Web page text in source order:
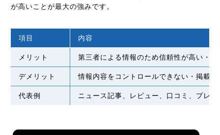
が高いことが最大の強みです。
項目 内容
メリット 第三者による情報のため信頼性が高い・
デメリット 情報内容をコントロールできない・掲載
代表例 ニュース記事、レビュー、口コミ、プレ